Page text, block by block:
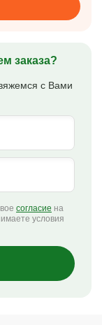
заказа?
с Вами
согласие на
условия